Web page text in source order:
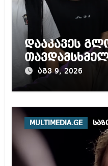
დააკავეს
აგვ 9, 2026
MULTIMEDIA.GE